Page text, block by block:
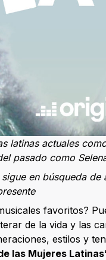
latinas actuales
pasado como
sigue en búsqueda de
favoritos?
de la vida y las
estilos y
las Mujeres